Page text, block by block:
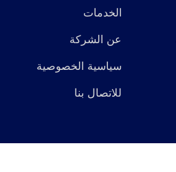
الخدمات
عن الشركة
سياسية الخصوصية
للاتصال بنا